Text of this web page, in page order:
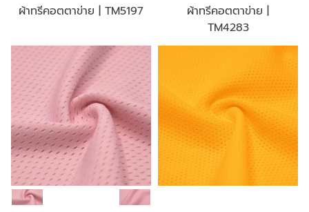
ผ้าทรีคอตตาข่าย | TM5197
ผ้าทรีคอตตาข่าย |
TM4283